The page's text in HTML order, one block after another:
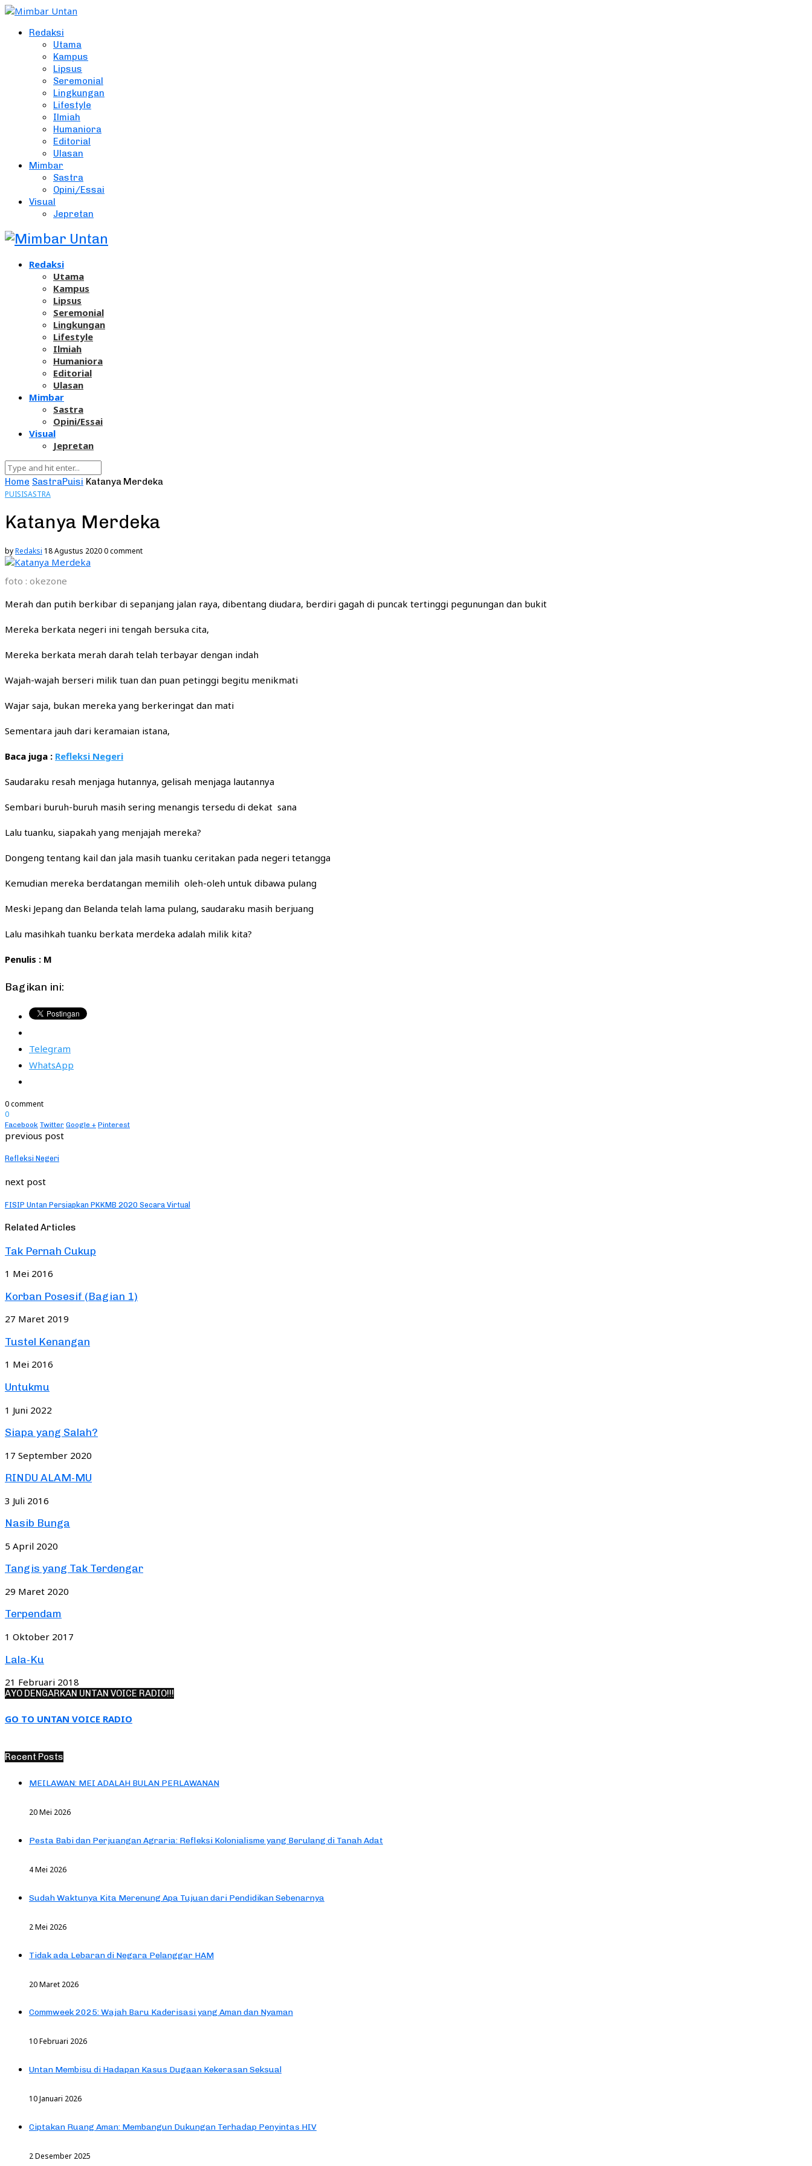
Redaksi
Utama
Kampus
Lipsus
Seremonial
Lingkungan
Lifestyle
Ilmiah
Humaniora
Editorial
Ulasan
Mimbar
Sastra
Opini/Essai
Visual
Jepretan
Redaksi
Utama
Kampus
Lipsus
Seremonial
Lingkungan
Lifestyle
Ilmiah
Humaniora
Editorial
Ulasan
Mimbar
Sastra
Opini/Essai
Visual
Jepretan
Home SastraPuisi Katanya Merdeka
PUISISASTRA
Katanya Merdeka
byRedaksi 18 Agustus 20200 comment
foto : okezone
Merah dan putih berkibar di sepanjang jalan raya, dibentang diudara, berdiri gagah di puncak tertinggi pegunungan dan bukit
Mereka berkata negeri ini tengah bersuka cita,
Mereka berkata merah darah telah terbayar dengan indah
Wajah-wajah berseri milik tuan dan puan petinggi begitu menikmati
Wajar saja, bukan mereka yang berkeringat dan mati
Sementara jauh dari keramaian istana,
Baca juga : Refleksi Negeri
Saudaraku resah menjaga hutannya, gelisah menjaga lautannya
Sembari buruh-buruh masih sering menangis tersedu di dekat sana
Lalu tuanku, siapakah yang menjajah mereka?
Dongeng tentang kail dan jala masih tuanku ceritakan pada negeri tetangga
Kemudian mereka berdatangan memilih oleh-oleh untuk dibawa pulang
Meski Jepang dan Belanda telah lama pulang, saudaraku masih berjuang
Lalu masihkah tuanku berkata merdeka adalah milik kita?
Penulis : M
Bagikan ini:
Telegram
WhatsApp
0 comment
0
Facebook Twitter Google + Pinterest
previous post
Refleksi Negeri
next post
FISIP Untan Persiapkan PKKMB 2020 Secara Virtual
Related Articles
Tak Pernah Cukup
1 Mei 2016
Korban Posesif (Bagian 1)
27 Maret 2019
Tustel Kenangan
1 Mei 2016
Untukmu
1 Juni 2022
Siapa yang Salah?
17 September 2020
RINDU ALAM-MU
3 Juli 2016
Nasib Bunga
5 April 2020
Tangis yang Tak Terdengar
29 Maret 2020
Terpendam
1 Oktober 2017
Lala-Ku
21 Februari 2018
AYO DENGARKAN UNTAN VOICE RADIO!!!
GO TO UNTAN VOICE RADIO
Recent Posts
MEILAWAN: MEI ADALAH BULAN PERLAWANAN
20 Mei 2026
Pesta Babi dan Perjuangan Agraria: Refleksi Kolonialisme yang Berulang di Tanah Adat
4 Mei 2026
Sudah Waktunya Kita Merenung Apa Tujuan dari Pendidikan Sebenarnya
2 Mei 2026
Tidak ada Lebaran di Negara Pelanggar HAM
20 Maret 2026
Commweek 2025: Wajah Baru Kaderisasi yang Aman dan Nyaman
10 Februari 2026
Untan Membisu di Hadapan Kasus Dugaan Kekerasan Seksual
10 Januari 2026
Ciptakan Ruang Aman: Membangun Dukungan Terhadap Penyintas HIV
2 Desember 2025